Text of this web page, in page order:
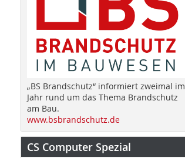
„BS Brandschutz“ informiert zweimal im
Jahr rund um das Thema Brandschutz
am Bau.
www.bsbrandschutz.de
CS Computer Spezial